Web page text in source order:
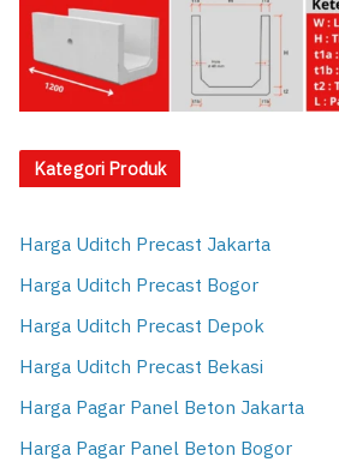
Kategori Produk
Harga Uditch Precast Jakarta
Harga Uditch Precast Bogor
Harga Uditch Precast Depok
Harga Uditch Precast Bekasi
Harga Pagar Panel Beton Jakarta
Harga Pagar Panel Beton Bogor